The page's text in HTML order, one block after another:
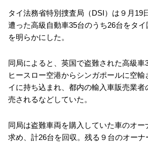
タイ法務省特別捜査局（DSI）は９月19
遭った高級自動車35台のうち26台をタ
を明らかにした。
同局によると、英国で盗難された高級車
ヒースロー空港からシンガポールに空輸
イに持ち込まれ、都内の輸入車販売業者
売されるなどしていた。
同局は盗難車両を購入していた車のオー
求め、計26台を回収。残る９台のオー